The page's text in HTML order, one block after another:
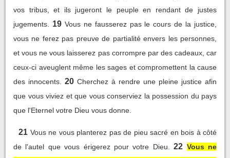
vos tribus, et ils jugeront le peuple en rendant de justes
jugements.
19 Vous ne fausserez pas le cours de la justice,
vous ne ferez pas preuve de partialité envers les personnes,
et vous ne vous laisserez pas corrompre par des cadeaux, car
ceux-ci aveuglent même les sages et compromettent la cause
des innocents.
20 Cherchez à rendre une pleine justice afin
que vous viviez et que vous conserviez la possession du pays
que l'Eternel votre Dieu vous donne.
21 Vous ne vous planterez pas de pieu sacré en bois à côté
de l'autel que vous érigerez pour votre Dieu.
22 Vous ne